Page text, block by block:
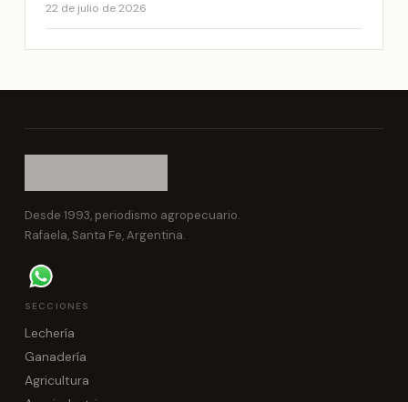
22 de julio de 2026
Desde 1993, periodismo agropecuario.
Rafaela, Santa Fe, Argentina.
SECCIONES
Lechería
Ganadería
Agricultura